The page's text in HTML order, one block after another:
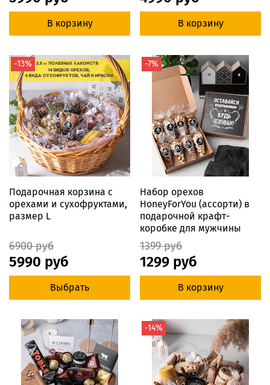
В корзину В корзину
-13%
Подарочная корзина с
орехами и сухофруктами,
размер L
6900 руб
5990 руб
Выбрать
-7%
Набор орехов
HoneyForYou (ассорти) в
подарочной крафт-
коробке для мужчины
1399 руб
1299 руб
В корзину
-14%